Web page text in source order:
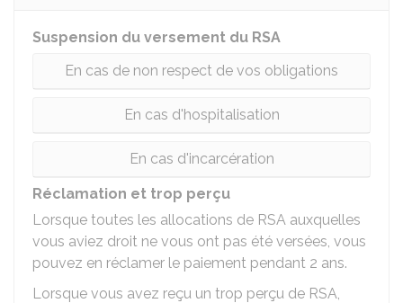
Suspension du versement du RSA
En cas de non respect de vos obligations
En cas d'hospitalisation
En cas d'incarcération
Réclamation et trop perçu
Lorsque toutes les allocations de RSA auxquelles
vous aviez droit ne vous ont pas été versées, vous
pouvez en réclamer le paiement pendant 2 ans.
Lorsque vous avez reçu un trop perçu de RSA,